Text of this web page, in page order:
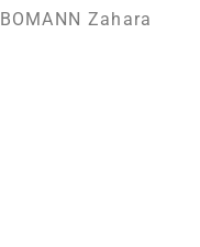
BOMANN Zahara